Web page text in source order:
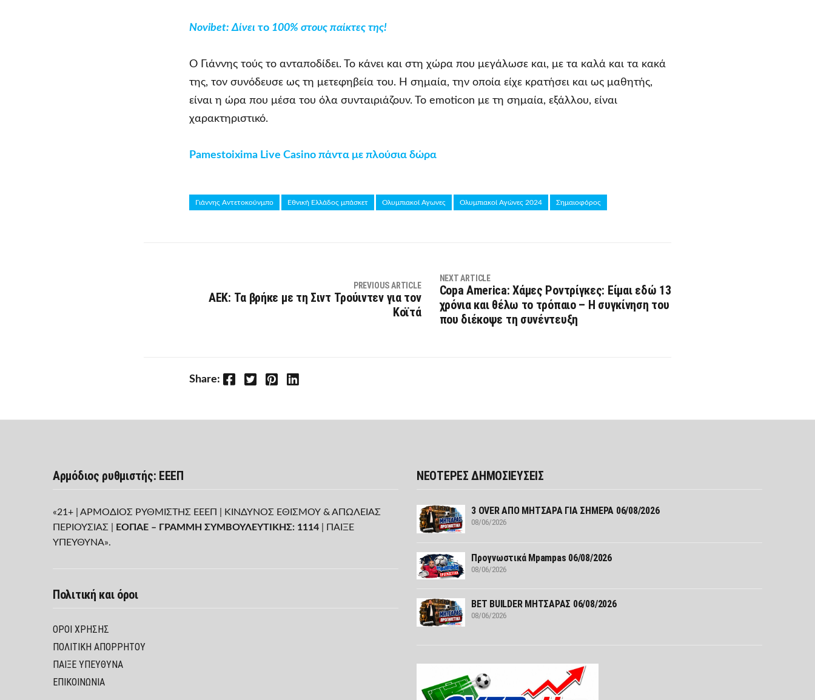
Novibet: Δίνει το 100% στους παίκτες της!
Ο Γιάννης τούς το ανταποδίδει. Το κάνει και στη χώρα που μεγάλωσε και, με τα καλά και τα κακά
της, τον συνόδευσε ως τη μετεφηβεία του. Η σημαία, την οποία είχε κρατήσει και ως μαθητής,
είναι η ώρα που μέσα του όλα συνταιριάζουν. Το emoticon με τη σημαία, εξάλλου, είναι
χαρακτηριστικό.
Pamestoixima Live Casino πάντα με πλούσια δώρα
Γιάννης Αντετοκούνμπο Εθνική Ελλάδος μπάσκετ Ολυμπιακοί Αγωνες Ολυμπιακοί Αγώνες 2024 Σημαιοφόρος
PREVIOUS ARTICLE
AEK: Τα βρήκε με τη Σιντ Τρούιντεν για τον
Κοϊτά
NEXT ARTICLE
Copa America: Χάμες Ροντρίγκες: Είμαι εδώ 13
χρόνια και θέλω το τρόπαιο – Η συγκίνηση του
που διέκοψε τη συνέντευξη
Share: Facebook Twitter Pinterest LinkedIn
Αρμόδιος ρυθμιστής: ΕΕΕΠ
«21+ | ΑΡΜΟΔΙΟΣ ΡΥΘΜΙΣΤΗΣ ΕΕΕΠ | ΚΙΝΔΥΝΟΣ ΕΘΙΣΜΟΥ & ΑΠΩΛΕΙΑΣ
ΠΕΡΙΟΥΣΙΑΣ |
ΕΟΠΑΕ – ΓΡΑΜΜΗ ΣΥΜΒΟΥΛΕΥΤΙΚΗΣ: 1114 | ΠΑΙΞΕ
ΥΠΕΥΘΥΝΑ».
Πολιτική και όροι
ΌΡΟΙ ΧΡΉΣΗΣ
ΠΟΛΙΤΙΚΉ ΑΠΟΡΡΉΤΟΥ
ΠΑΊΞΕ ΥΠΕΎΘΥΝΑ
ΕΠΙΚΟΙΝΩΝΙΑ
ΝΕΟΤΕΡΕΣ ΔΗΜΟΣΙΕΥΣΕΙΣ
3 OVER ΑΠΟ ΜΗΤΣΑΡΑ ΓΙΑ ΣΗΜΕΡΑ 06/08/2026
08/06/2026
Προγνωστικά Mpampas 06/08/2026
08/06/2026
BET BUILDER ΜΗΤΣΑΡΑΣ 06/08/2026
08/06/2026